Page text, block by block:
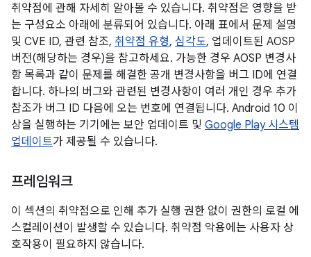
취약점에 관해 자세히 알아볼 수 있습니다. 취약점은 영향을 받
는 구성요소 아래에 분류되어 있습니다. 아래 표에서 문제 설명
및 CVE ID, 관련 참조, 취약점 유형, 심각도, 업데이트된 AOSP
버전(해당하는 경우)을 참고하세요. 가능한 경우 AOSP 변경사
항 목록과 같이 문제를 해결한 공개 변경사항을 버그 ID에 연결
합니다. 하나의 버그와 관련된 변경사항이 여러 개인 경우 추가
참조가 버그 ID 다음에 오는 번호에 연결됩니다. Android 10 이
상을 실행하는 기기에는 보안 업데이트 및 Google Play 시스템
업데이트가 제공될 수 있습니다.
프레임워크
이 섹션의 취약점으로 인해 추가 실행 권한 없이 권한의 로컬 에
스컬레이션이 발생할 수 있습니다. 취약점 악용에는 사용자 상
호작용이 필요하지 않습니다.